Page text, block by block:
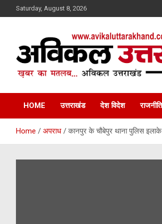
to
Saturday, August 8, 2026
Avikal
HOME उत्तराखंड देश विदेश राजनीति
Home अपराध कानपुर के चौबेपुर थाना पुलिस